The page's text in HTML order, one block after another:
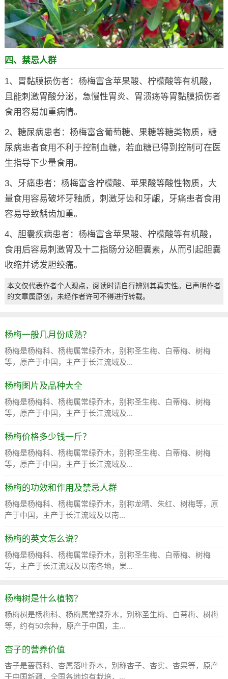
四、禁忌人群
1、胃黏膜损伤者：杨梅富含苹果酸、柠檬酸等有机酸，
且能刺激胃酸分泌，急慢性胃炎、胃溃疡等胃黏膜损伤者
食用容易加重病情。
2、糖尿病患者：杨梅富含葡萄糖、果糖等糖类物质，糖
尿病患者食用不利于控制血糖，若血糖已得到控制可在医
生指导下少量食用。
3、牙痛患者：杨梅富含柠檬酸、苹果酸等酸性物质，大
量食用容易破坏牙釉质，刺激牙齿和牙龈，牙痛患者食用
容易导致龋齿加重。
4、胆囊疾病患者：杨梅富含苹果酸、柠檬酸等有机酸，
食用后容易刺激胃及十二指肠分泌胆囊素，从而引起胆囊
收缩并诱发胆绞痛。
本文仅代表作者个人观点，阅读时请自行辨别其真实性。已声明作者
的文章属原创，未经作者许可不得进行转载。
杨梅一般几月份成熟？
杨梅是杨梅科、杨梅属常绿乔木，别称圣生梅、白蒂梅、树梅
等，原产于中国，主产于长江流域及...
杨梅图片及品种大全
杨梅是杨梅科、杨梅属常绿乔木，别称圣生梅、白蒂梅、树梅
等，原产于中国，主产于长江流域及...
杨梅价格多少钱一斤？
杨梅是杨梅科、杨梅属常绿乔木，别称圣生梅、白蒂梅、树梅
等，原产于中国，主产于长江流域及...
杨梅的功效和作用及禁忌人群
杨梅是杨梅科、杨梅属常绿乔木，别称龙晴、朱红、树梅等，原
产于中国，主产于长江流域及以南...
杨梅的英文怎么说？
杨梅是杨梅科、杨梅属常绿乔木，别称圣生梅、白蒂梅、树梅
等，主产于长江流域及以南各地，果...
杨梅树是什么植物？
杨梅树是杨梅科、杨梅属常绿乔木，别称圣生梅、白蒂梅、树梅
等，约有50余种，原产于中国，主...
杏子的营养价值
杏子是蔷薇科、杏属落叶乔木，别称杏子、杏实、杏果等，原产
于中国新疆，全国各地均有栽培，...